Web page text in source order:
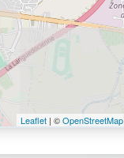
Leaflet | ©OpenStreetMap